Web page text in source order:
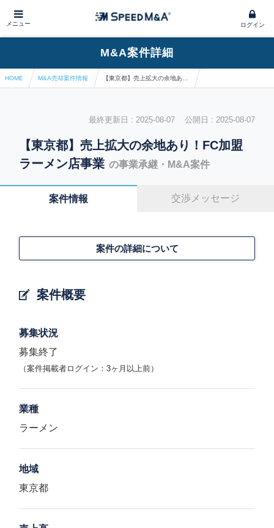
メニュー ログイン
M&A案件詳細
HOME M&A売却案件情報
最終更新日 : 2025-08-07 公開日 : 2025-08-07
【東京都】売上拡大の余地あり！FC加盟
ラーメン店事業 の事業承継・M&A案件
案件情報 交渉メッセージ
案件概要
案件の詳細について
募集状況
募集終了
（案件掲載者ログイン：3ヶ月以上前）
業種
ラーメン
地域
東京都